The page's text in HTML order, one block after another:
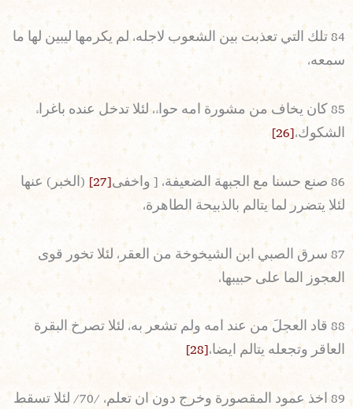
84 تلك التي تعذبت بين الشعوب لاجله، لم يكرمها ليبين لها ما
سمعه،
85 كان يخاف من مشورة امه حواء، لئلا تدخل عنده باغراء
الشكوك،[26]
86 صنع حسنا مع الجبهة الضعيفة، [ واخفى [27]
(الخبر) عنها
لئلا يتضرر لما يتالم بالذبيحة الطاهرة،
87 سرق الصبي ابن الشيخوخة من العقر، لئلا تخور قوى
العجوز الما على حبيبها،
88 قاد العجلَ من عند امه ولم تشعر به، لئلا تصرخ البقرة
العاقر وتجعله يتالم ايضا، [28]
89 اخذ عمود المقصورة وخرج دون ان تعلم، /70/ لئلا تسقط